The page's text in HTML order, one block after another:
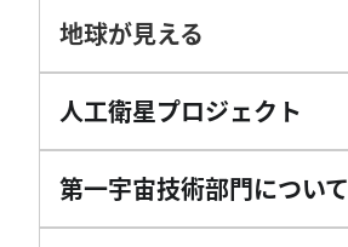
地球が見える
人工衛星プロジェクト
第一宇宙技術部門について